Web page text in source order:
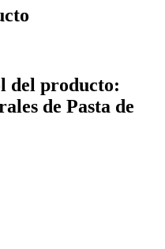
del producto:
de Pasta de